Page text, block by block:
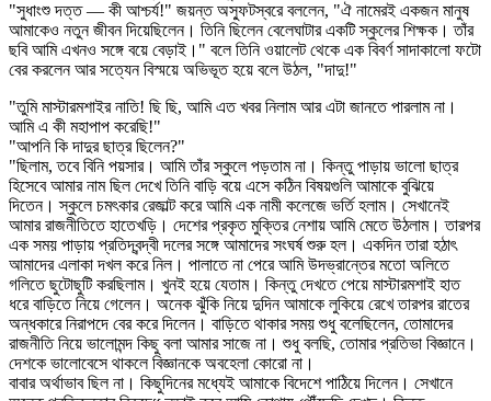
"সুধাংশু দত্ত — কী আশ্চর্য!" জয়ন্ত অস্ফুটস্বরে বললেন, "ঐ নামেরই একজন মানুষ
আমাকেও নতুন জীবন দিয়েছিলেন। তিনি ছিলেন বেলেঘাটার একটি স্কুলের শিক্ষক। তাঁর
ছবি আমি এখনও সঙ্গে বয়ে বেড়াই।" বলে তিনি ওয়ালেট থেকে এক বিবর্ণ সাদাকালো ফটো
বের করলেন আর সত্যেন বিস্ময়ে অভিভূত হয়ে বলে উঠল, "দাদু!"
"তুমি মাস্টারমশাইর নাতি! ছি ছি, আমি এত খবর নিলাম আর এটা জানতে পারলাম না।
আমি এ কী মহাপাপ করেছি!"
"আপনি কি দাদুর ছাত্র ছিলেন?"
"ছিলাম, তবে বিনি পয়সার। আমি তাঁর স্কুলে পড়তাম না। কিন্তু পাড়ায় ভালো ছাত্র
হিসেবে আমার নাম ছিল দেখে তিনি বাড়ি বয়ে এসে কঠিন বিষয়গুলি আমাকে বুঝিয়ে
দিতেন। স্কুলে চমৎকার রেজাল্ট করে আমি এক নামী কলেজে ভর্তি হলাম। সেখানেই
আমার রাজনীতিতে হাতেখড়ি। দেশের প্রকৃত মুক্তির নেশায় আমি মেতে উঠলাম। তারপর
এক সময় পাড়ায় প্রতিদ্বন্দ্বী দলের সঙ্গে আমাদের সংঘর্ষ শুরু হল। একদিন তারা হঠাৎ
আমাদের এলাকা দখল করে নিল। পালাতে না পেরে আমি উদভ্রান্তের মতো অলিতে
গলিতে ছুটোছুটি করছিলাম। খুনই হয়ে যেতাম। কিন্তু দেখতে পেয়ে মাস্টারমশাই হাত
ধরে বাড়িতে নিয়ে গেলেন। অনেক ঝুঁকি নিয়ে দুদিন আমাকে লুকিয়ে রেখে তারপর রাতের
অন্ধকারে নিরাপদে বের করে দিলেন। বাড়িতে থাকার সময় শুধু বলেছিলেন, তোমাদের
রাজনীতি নিয়ে ভালোমন্দ কিছু বলা আমার সাজে না। শুধু বলছি, তোমার প্রতিভা বিজ্ঞানে।
দেশকে ভালোবেসে থাকলে বিজ্ঞানকে অবহেলা কোরো না।
বাবার অর্থাভাব ছিল না। কিছুদিনের মধ্যেই আমাকে বিদেশে পাঠিয়ে দিলেন। সেখানে